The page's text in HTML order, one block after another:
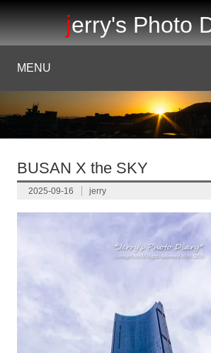
jerry's Photo
MENU
BUSAN X the SKY
2025-09-16 jerry